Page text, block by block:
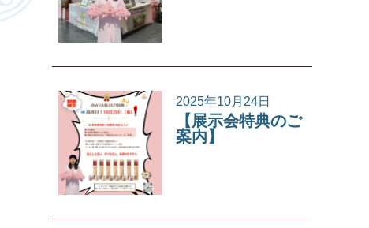
2025年10月24日
【展示会特典のご
案内】